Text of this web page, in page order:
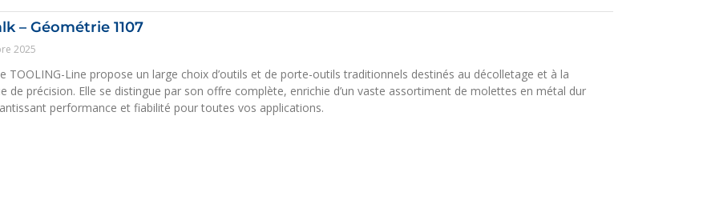
– Géométrie 1107
2025
TOOLING-Line propose un large choix d’outils et de porte-outils traditionnels destinés au décolletage et à la
de précision. Elle se distingue par son offre complète, enrichie d’un vaste assortiment de molettes en métal dur
performance et fiabilité pour toutes vos applications.